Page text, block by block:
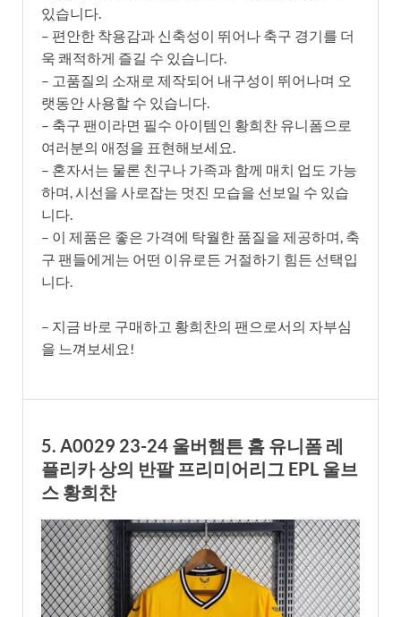
있습니다.
– 편안한 착용감과 신축성이 뛰어나 축구 경기를 더
욱 쾌적하게 즐길 수 있습니다.
– 고품질의 소재로 제작되어 내구성이 뛰어나며 오
랫동안 사용할 수 있습니다.
– 축구 팬이라면 필수 아이템인 황희찬 유니폼으로
여러분의 애정을 표현해보세요.
– 혼자서는 물론 친구나 가족과 함께 매치 업도 가능
하며, 시선을 사로잡는 멋진 모습을 선보일 수 있습
니다.
– 이 제품은 좋은 가격에 탁월한 품질을 제공하며, 축
구 팬들에게는 어떤 이유로든 거절하기 힘든 선택입
니다.
– 지금 바로 구매하고 황희찬의 팬으로서의 자부심
을 느껴보세요!
5. A0029 23-24 울버햄튼 홈 유니폼 레
플리카 상의 반팔 프리미어리그 EPL 울브
스 황희찬